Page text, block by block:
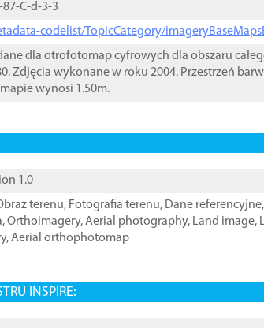
87-C-d-3-3
codelist/TopicCategory/
dla otrofotomap cyfrowych dla obszaru
Zdjęcia wykonane w roku 2004. Przestrzeń
wynosi 1.50m.
1.0
terenu, Fotografia terenu, Dane referencyjne,
,Orthoimagery,Aerial photography, Land image,
,Aerial orthophotomap
INSPIRE: